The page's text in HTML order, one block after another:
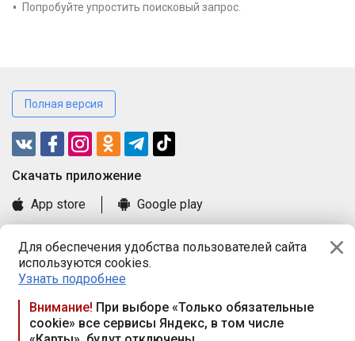
Для обеспечения удобства пользователей сайта
используются cookies.
Узнать подробнее
Внимание! При выборе «Только обязательные
cookie» все сервисы Яндекс, в том числе
Попробуйте упростить поисковый запрос.
Полная версия
Cкачать приложение
App store
Google play
Книга замечаний и предложений
Правила и документы
Praca.by © 2000—2026, ООО «ПРАЦА БАЙ»
Республика Беларусь, 220114, г. Минск, пр-т Независимости
117а, пом. № 9.